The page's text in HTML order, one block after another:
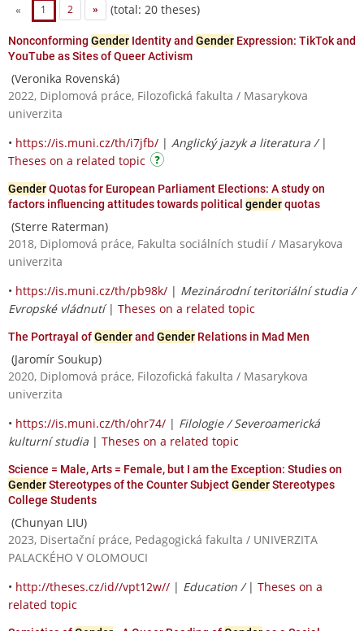
« 1 2 » (total: 20 theses)
Nonconforming Gender Identity and Gender Expression: TikTok and
YouTube as Sites of Queer Activism
(Veronika Rovenská)
2022, Diplomová práce, Filozofická fakulta / Masarykova
univerzita
• https://is.muni.cz/th/i7jfb/ | Anglický jazyk a literatura / |
Theses on a related topic
GenderQuotas for European Parliament Elections: A study on
factors influencing attitudes towards political genderquotas
(Sterre Raterman)
2018, Diplomová práce, Fakulta sociálních studií / Masarykova
univerzita
• https://is.muni.cz/th/pb98k/ | Mezinárodní teritoriální studia /
Evropské vládnutí| Theses on a related topic
The Portrayal ofGenderand Gender Relations in Mad Men
(Jaromír Soukup)
2020, Diplomová práce, Filozofická fakulta / Masarykova
univerzita
• https://is.muni.cz/th/ohr74/ | Filologie / Severoamerická
kulturní studia | Theses on a related topic
Science = Male, Arts = Female, but I am the Exception: Studies on
GenderStereotypes of the Counter SubjectGenderStereotypes
College Students
(Chunyan LIU)
2023, Disertační práce, Pedagogická fakulta / UNIVERZITA
PALACKÉHO V OLOMOUCI
• http://theses.cz/id//vpt12w// | Education / | Theses on a
related topic